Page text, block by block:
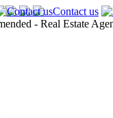
Contact us